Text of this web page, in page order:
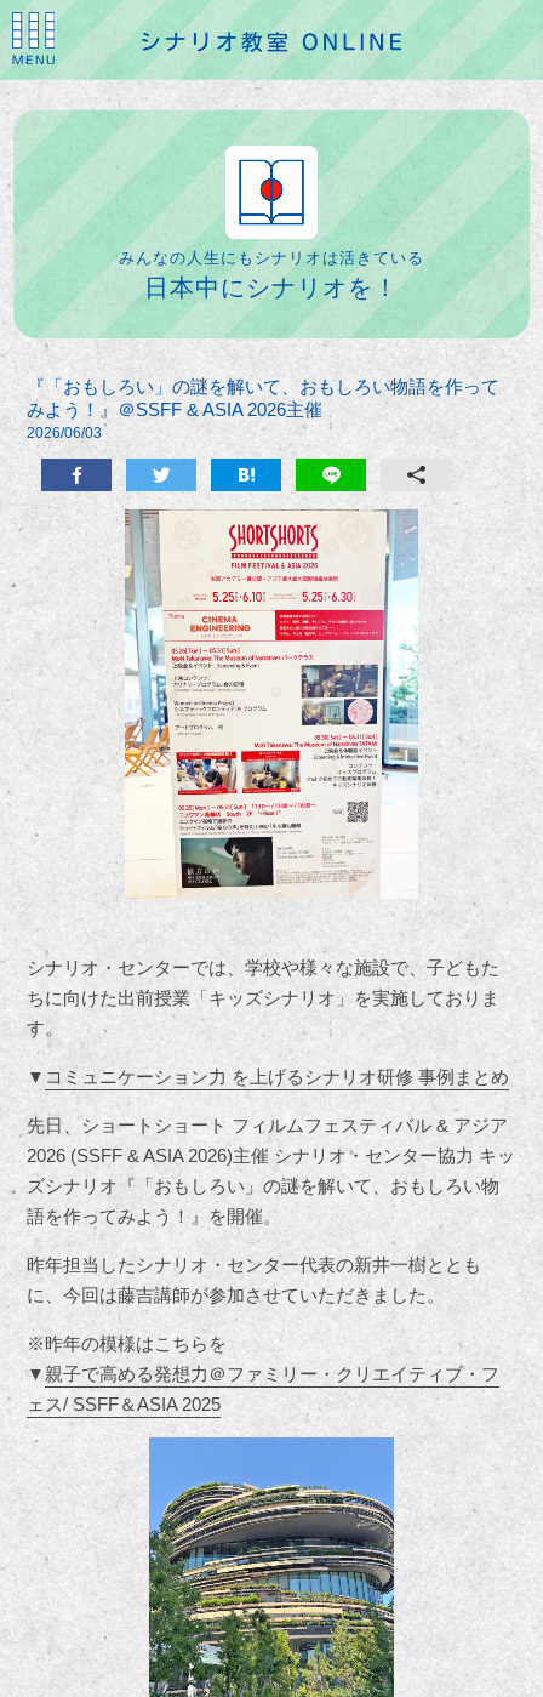
みんなの人生にもシナリオは活きている
日本中にシナリオを！
『「おもしろい」の謎を解いて、おもしろい物語を作って
みよう！』＠SSFF & ASIA 2026主催
2026/06/03
シナリオ・センターでは、学校や様々な施設で、子どもた
ちに向けた出前授業「キッズシナリオ」を実施しておりま
す。
▼ コミュニケーション力 を上げるシナリオ研修 事例まとめ
先日、ショートショート フィルムフェスティバル & アジア
2026 (SSFF & ASIA 2026)主催 シナリオ・センター協力 キッ
ズシナリオ『「おもしろい」の謎を解いて、おもしろい物
語を作ってみよう！』を開催。
昨年担当したシナリオ・センター代表の新井一樹ととも
に、今回は藤吉講師が参加させていただきました。
※昨年の模様はこちらを
▼ 親子で高める発想力＠ファミリー・クリエイティブ・フ
ェス/ SSFF＆ASIA 2025